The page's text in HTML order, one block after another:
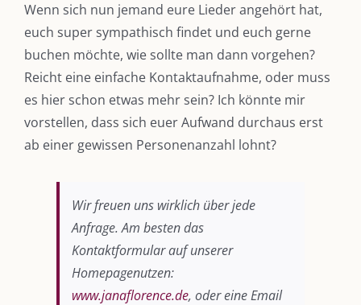
Wenn sich nun jemand eure Lieder angehört hat,
euch super sympathisch findet und euch gerne
buchen möchte, wie sollte man dann vorgehen?
Reicht eine einfache Kontaktaufnahme, oder muss
es hier schon etwas mehr sein? Ich könnte mir
vorstellen, dass sich euer Aufwand durchaus erst
ab einer gewissen Personenanzahl lohnt?
Wir freuen uns wirklich über jede
Anfrage. Am besten das
Kontaktformular auf unserer
Homepagenutzen:
www.janaflorence.de, oder eine Email